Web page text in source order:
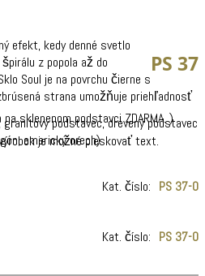
PS 37
efekt, kedy denné svetlo
z popola až do
Soul je na povrchu čierne s
strana umožňuje priehľadnosť
sklenenom podstavci ZDARMA. )
podstavec, drevený podstavec
americký orech)
je možné pieskovať text.
Kat. číslo: PS 37-0
Kat. číslo: PS 37-0